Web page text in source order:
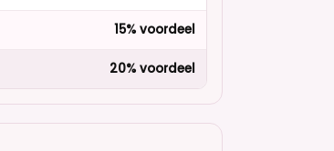
15% voordeel
20% voordeel